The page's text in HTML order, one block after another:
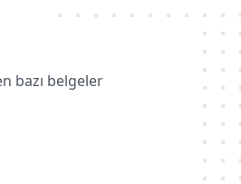
bazı belgeler